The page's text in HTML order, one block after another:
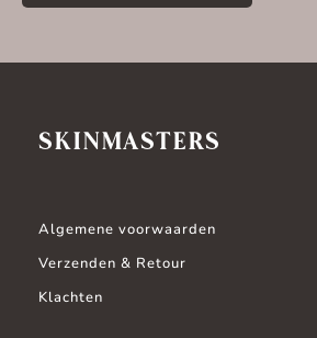
SKINMASTERS
Algemene voorwaarden
Verzenden & Retour
Klachten